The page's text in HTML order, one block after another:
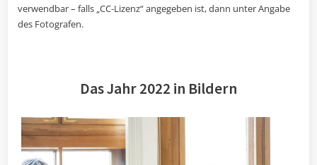
verwendbar – falls „CC-Lizenz“ angegeben ist, dann unter Angabe
des Fotografen.
Das Jahr 2022 in Bildern